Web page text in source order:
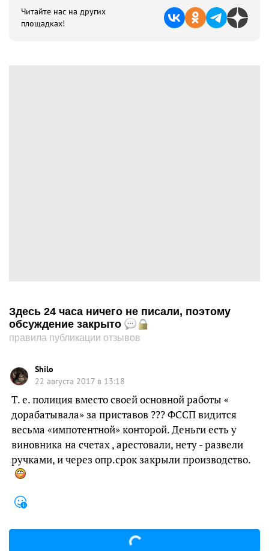
Читайте нас на других
площадках!
Здесь 24 часа ничего не писали, поэтому
обсуждение закрыто
правила публикации отзывов
Shilo
22 августа 2017 в 13:18
Т. е. полиция вместо своей основной работы «
дорабатывала» за приставов ??? ФССП видится
весьма «импотентной» конторой. Деньги есть у
виновника на счетах , арестовали, нету - развели
ручками, и через опр.срок закрыли производство.